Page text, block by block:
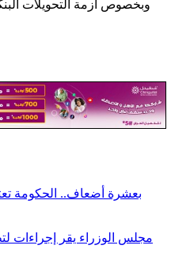
وبخصوص أزمة التحويلات
بعشرة أضعاف.. الحكومة
مجلس الوزراء يقر إجراءات